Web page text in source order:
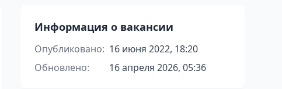
Информация о вакансии
Опубликовано: 16 июня 2022, 18:20
Обновлено:
16 апреля 2026, 05:36